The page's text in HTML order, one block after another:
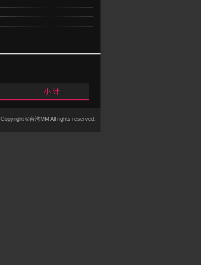
小 计
Copyright ©台湾MM All rights reserved.